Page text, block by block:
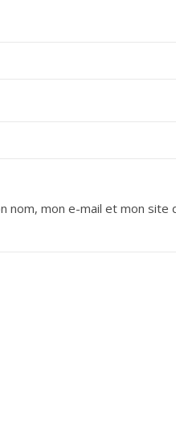
nom, mon e-mail et mon site